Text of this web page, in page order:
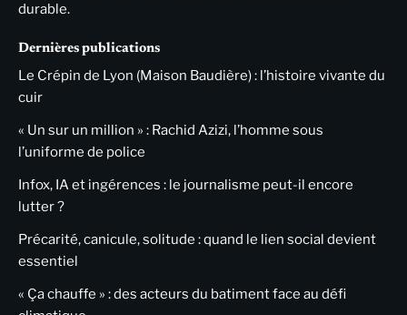
durable.
Dernières publications
Le Crépin de Lyon (Maison Baudière) : l’histoire vivante du
cuir
« Un sur un million » : Rachid Azizi, l’homme sous
l’uniforme de police
Infox, IA et ingérences : le journalisme peut-il encore
lutter ?
Précarité, canicule, solitude : quand le lien social devient
essentiel
« Ça chauffe » : des acteurs du batiment face au défi